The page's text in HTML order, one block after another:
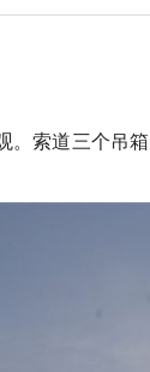
索道三个吊